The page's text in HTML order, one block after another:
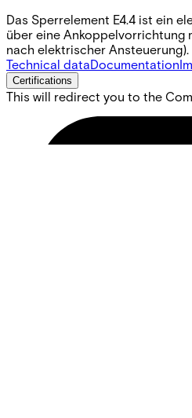
Das Sperrelement E4.4 ist ein
über eine Ankoppelvorrichtung
nach elektrischer Ansteuerung).
Technical dataDocumentation
Certifications
This will redirect you to the